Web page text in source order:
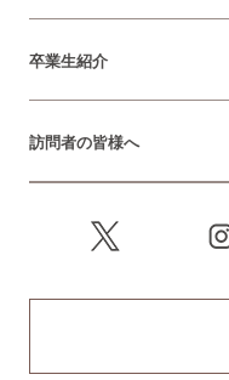
卒業生紹介
訪問者の皆様へ